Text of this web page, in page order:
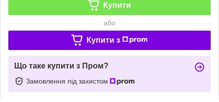
Купити
або
Купити з
Що таке купити з Пром?
Замовлення під захистом